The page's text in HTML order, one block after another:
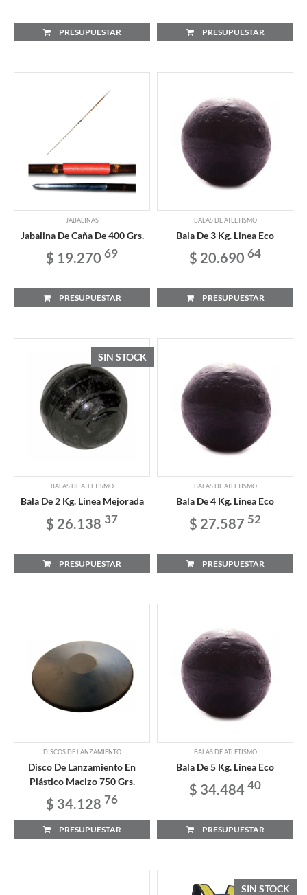
PRESUPUESTAR PRESUPUESTAR
JABALINAS
Jabalina De Caña De 400 Grs.
$ 19.270 69
PRESUPUESTAR
BALAS DE ATLETISMO
Bala De 3 Kg. Linea Eco
$ 20.690 64
PRESUPUESTAR
SIN STOCK
BALAS DE ATLETISMO
Bala De 2 Kg. Linea Mejorada
$ 26.138 37
PRESUPUESTAR
BALAS DE ATLETISMO
Bala De 4 Kg. Linea Eco
$ 27.587 52
PRESUPUESTAR
DISCOS DE LANZAMIENTO
Disco De Lanzamiento En
Plástico Macizo 750 Grs.
$ 34.128 76
PRESUPUESTAR
BALAS DE ATLETISMO
Bala De 5 Kg. Linea Eco
$ 34.484 40
PRESUPUESTAR
SIN STOCK